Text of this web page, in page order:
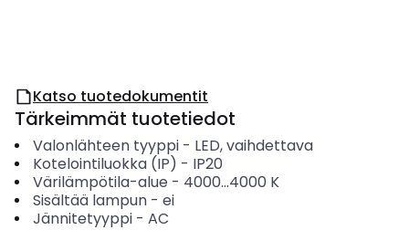
Katso tuotedokumentit
Tärkeimmät tuotetiedot
Valonlähteen tyyppi- LED, vaihdettava
Kotelointiluokka (IP) - IP20
Värilämpötila-alue - 4000...4000 K
Sisältää lampun- ei
Jännitetyyppi- AC